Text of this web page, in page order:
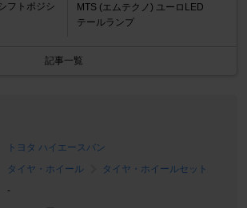
フトポジシ
MTS (エムテクノ) ユーロLED
テールランプ
記事一覧
トヨタ ハイエースバン
タイヤ・ホイール
タイヤ・ホイールセット
-